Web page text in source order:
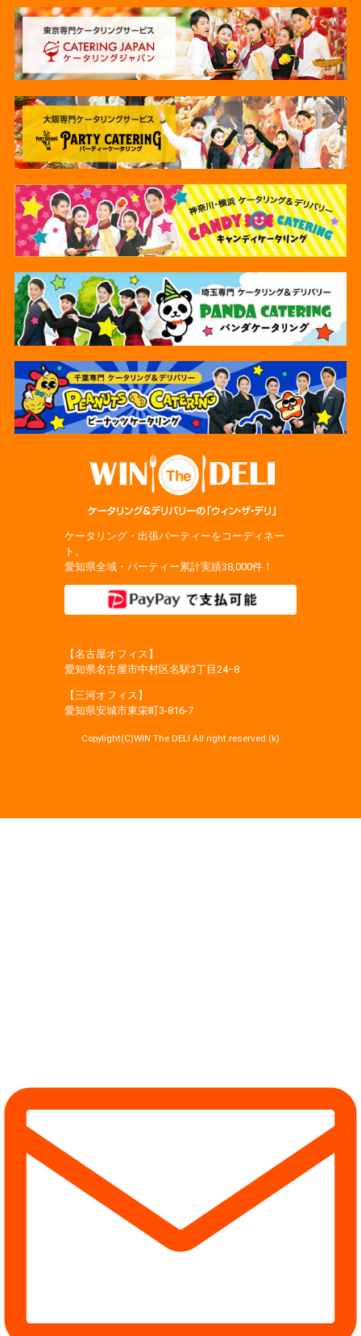
ケータリング・出張パーティーをコーディネー
ト。
愛知県全域・パーティー累計実績38,000件！
【名古屋オフィス】
愛知県名古屋市中村区名駅3丁目24−8
【三河オフィス】
愛知県安城市東栄町3‐816‐7
Copylight(C)WIN The DELI All right reserved.(k)